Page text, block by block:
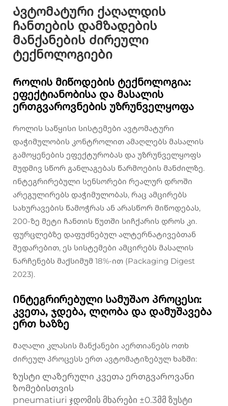
Ავტომატური ქაღალდის
ჩანთების დამზადების
მანქანების ძირეული
ტექნოლოგიები
Როლის მიწოდების ტექნოლოგია:
ეფექტიანობისა და მასალის
ერთგვაროვნების უზრუნველყოფა
Როლის საწყისი სისტემები ავტომატური
დაჭიმულობის კონტროლით ამაღლებს მასალის
გამოყენების ეფექტურობას და უზრუნველყოფს
მუდმივ სწორ განლაგებას წარმოების მანძილზე.
ინტეგრირებული სენსორები რეალურ დროში
არეგულირებს დაჭიმულობას, რაც ამცირებს
სახურავების წამოჭრას ან არასწორ მიწოდებას,
200-ზე მეტი ჩანთის წუთში სიჩქარის დროს კი.
ფურცლებზე დაფუძნებულ ალტერნატივებთან
შედარებით, ეს სისტემები ამცირებს მასალის
ნარჩენებს მაქსიმუმ 18%-ით (Packaging Digest
2023).
Ინტეგრირებული სამუშაო პროცესი:
კვეთა, ჯდება, ლღობა და დამუშავება
ერთ ხაზზე
Მაღალი კლასის მანქანები აერთიანებს ოთხ
ძირეულ პროცესს ერთ ავტომატიზებულ ხაზში:
Ზუსტი ლაზერული კვეთა ერთგვაროვანი
ზომებისთვის
pneumatiuri ჯდომის მხარები ±0.3მმ ზუსტი